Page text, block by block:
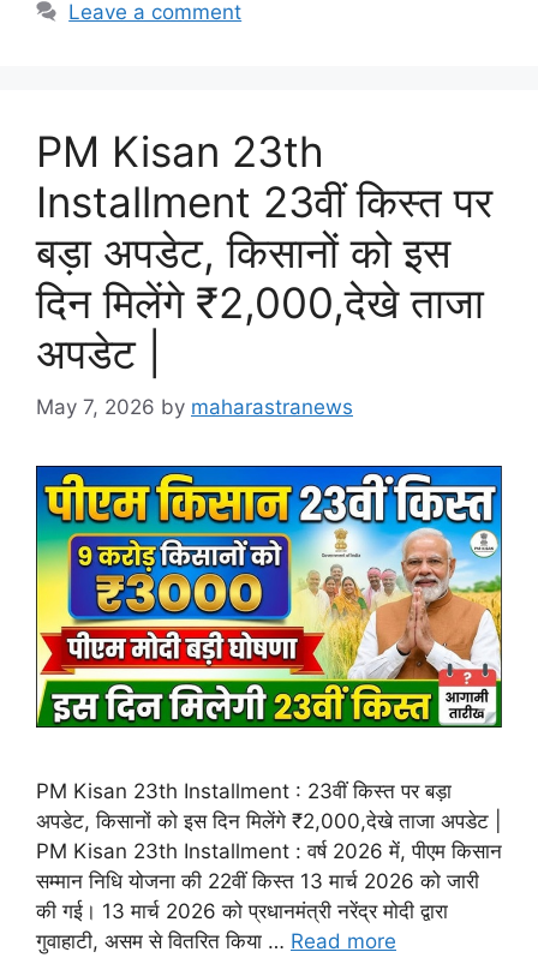
Leave a comment
PM Kisan 23th
Installment 23वीं किस्त पर
बड़ा अपडेट, किसानों को इस
दिन मिलेंगे ₹2,000,देखे ताजा
अपडेट |
May 7, 2026 by maharastranews
PM Kisan 23th Installment : 23वीं किस्त पर बड़ा
अपडेट, किसानों को इस दिन मिलेंगे ₹2,000,देखे ताजा अपडेट |
PM Kisan 23th Installment : वर्ष 2026 में, पीएम किसान
सम्मान निधि योजना की 22वीं किस्त 13 मार्च 2026 को जारी
की गई। 13 मार्च 2026 को प्रधानमंत्री नरेंद्र मोदी द्वारा
गुवाहाटी, असम से वितरित किया … Read more